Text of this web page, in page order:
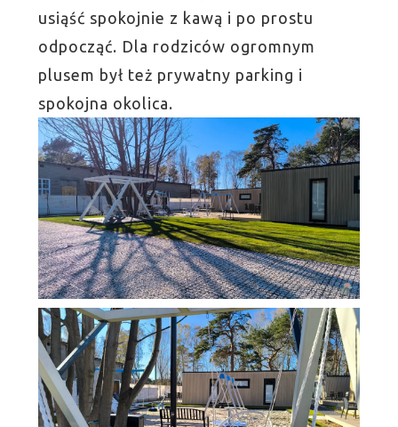
usiąść spokojnie z kawą i po prostu
odpocząć. Dla rodziców ogromnym
plusem był też prywatny parking i
spokojna okolica.